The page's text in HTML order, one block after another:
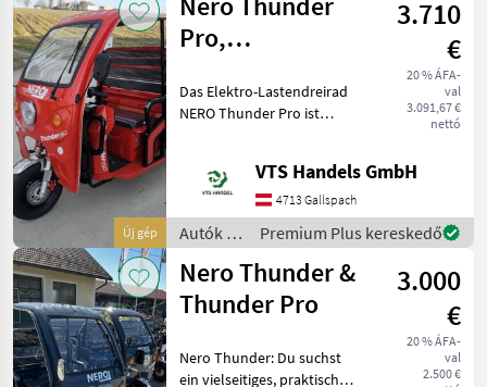
/
Sonstige
Új gép
Pro,
Lastenrad/Lastendreirad
mit Ka
3.710
€
20 % ÁFA-
val
3.091,67 €
nettó
Das Elektro-Lastendreirad
NERO Thunder Pro ist
Spaß. Der Alleskönner ist
mit einem 1500W
Elektromotor und einer g
VTS Handels GmbH
4713 Gallspach
Autók /
Motorkerékpárok
/ Nero
Premium Plus kereskedő
Nero Thunder &
Thunder Pro
3.000
€
20 % ÁFA-
val
2.500 €
Nero Thunder: Du suchst
ein vielseitiges, praktisches